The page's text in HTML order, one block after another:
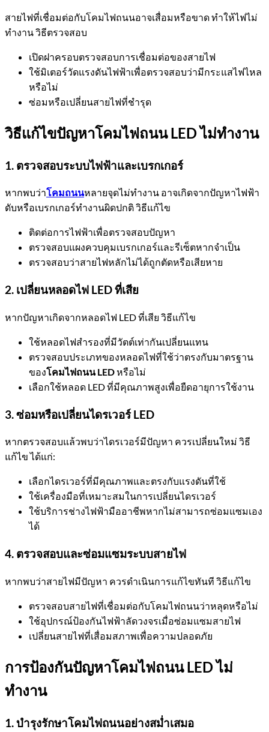
สายไฟที่เชื่อมต่อกับโคมไฟถนนอาจเสื่อมหรือขาด ทำให้ไฟไม่
ทำงาน วิธีตรวจสอบ
เปิดฝาครอบตรวจสอบการเชื่อมต่อของสายไฟ
ใช้มิเตอร์วัดแรงดันไฟฟ้าเพื่อตรวจสอบว่ามีกระแสไฟไหล
หรือไม่
ซ่อมหรือเปลี่ยนสายไฟที่ชำรุด
วิธีแก้ไขปัญหาโคมไฟถนน LED ไม่ทำงาน
1. ตรวจสอบระบบไฟฟ้าและเบรกเกอร์
หากพบว่าโคมถนนหลายจุดไม่ทำงาน อาจเกิดจากปัญหาไฟฟ้า
ดับหรือเบรกเกอร์ทำงานผิดปกติ วิธีแก้ไข
ติดต่อการไฟฟ้าเพื่อตรวจสอบปัญหา
ตรวจสอบแผงควบคุมเบรกเกอร์และรีเซ็ตหากจำเป็น
ตรวจสอบว่าสายไฟหลักไม่ได้ถูกตัดหรือเสียหาย
2. เปลี่ยนหลอดไฟ LED ที่เสีย
หากปัญหาเกิดจากหลอดไฟ LED ที่เสีย วิธีแก้ไข
ใช้หลอดไฟสำรองที่มีวัตต์เท่ากันเปลี่ยนแทน
ตรวจสอบประเภทของหลอดไฟที่ใช้ว่าตรงกับมาตรฐาน
ของโคมไฟถนน LEDหรือไม่
เลือกใช้หลอด LED ที่มีคุณภาพสูงเพื่อยืดอายุการใช้งาน
3. ซ่อมหรือเปลี่ยนไดรเวอร์ LED
หากตรวจสอบแล้วพบว่าไดรเวอร์มีปัญหา ควรเปลี่ยนใหม่ วิธี
แก้ไข ได้แก่:
เลือกไดรเวอร์ที่มีคุณภาพและตรงกับแรงดันที่ใช้
ใช้เครื่องมือที่เหมาะสมในการเปลี่ยนไดรเวอร์
ใช้บริการช่างไฟฟ้ามืออาชีพหากไม่สามารถซ่อมแซมเอง
ได้
4. ตรวจสอบและซ่อมแซมระบบสายไฟ
หากพบว่าสายไฟมีปัญหา ควรดำเนินการแก้ไขทันที วิธีแก้ไข
ตรวจสอบสายไฟที่เชื่อมต่อกับโคมไฟถนนว่าหลุดหรือไม่
ใช้อุปกรณ์ป้องกันไฟฟ้าลัดวงจรเมื่อซ่อมแซมสายไฟ
เปลี่ยนสายไฟที่เสื่อมสภาพเพื่อความปลอดภัย
การป้องกันปัญหาโคมไฟถนน LED ไม่
ทำงาน
1. บำรุงรักษาโคมไฟถนนอย่างสม่ำเสมอ